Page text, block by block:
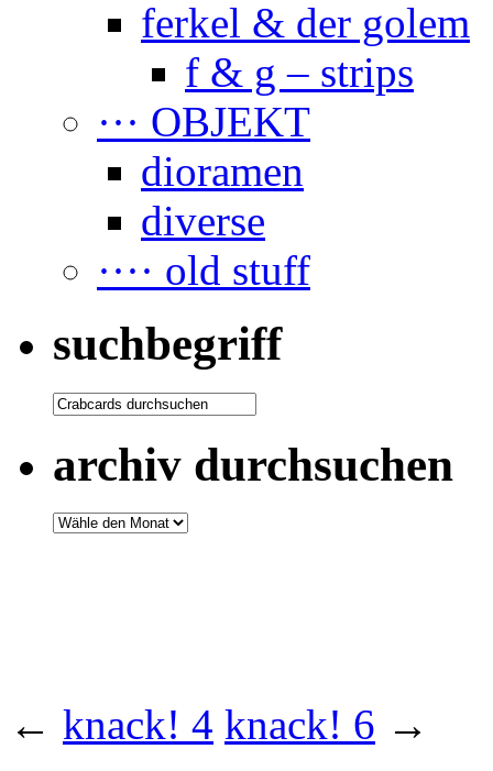
ferkel & der golem
f & g – strips
··· OBJEKT
dioramen
diverse
···· old stuff
suchbegriff
archiv durchsuchen
← knack! 4 knack! 6 →